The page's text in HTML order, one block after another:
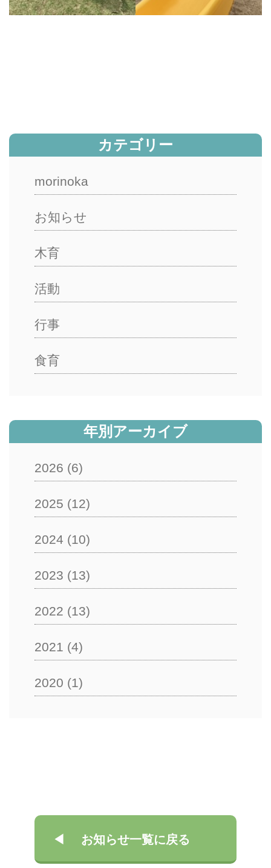
カテゴリー
morinoka
お知らせ
木育
活動
行事
食育
年別アーカイブ
2026 (6)
2025 (12)
2024 (10)
2023 (13)
2022 (13)
2021 (4)
2020 (1)
お知らせ一覧に戻る